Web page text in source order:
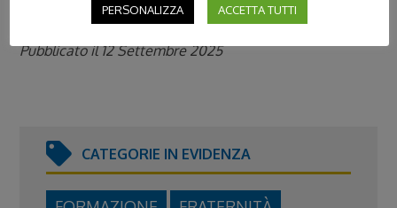
Pubblicato il 12 Settembre 2025
CATEGORIE IN EVIDENZA
PERSONALIZZA ACCETTA TUTTI